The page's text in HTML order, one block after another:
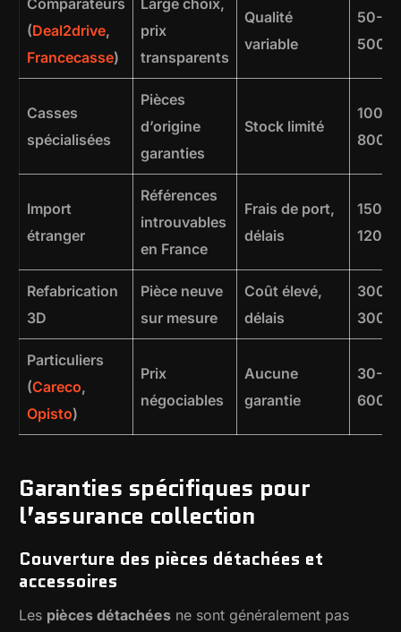
(Deal2drive,
Francecasse)
prix
transparents
Qualité
variable
50-
500€
Casses
spécialisées
Pièces
d’origine
garanties
Stock limité
100-
800€
Import
étranger
Références
introuvables
en France
Frais de port,
délais
150-
Refabrication
3D
Pièce neuve
sur mesure
Coût élevé,
délais
300-
Particuliers
(Careco,
Opisto)
Prix
négociables
Aucune
garantie
30-
600€
Garanties spécifiques pour
l’assurance collection
Couverture des pièces détachées et
accessoires
Les pièces détachées ne sont généralement pas